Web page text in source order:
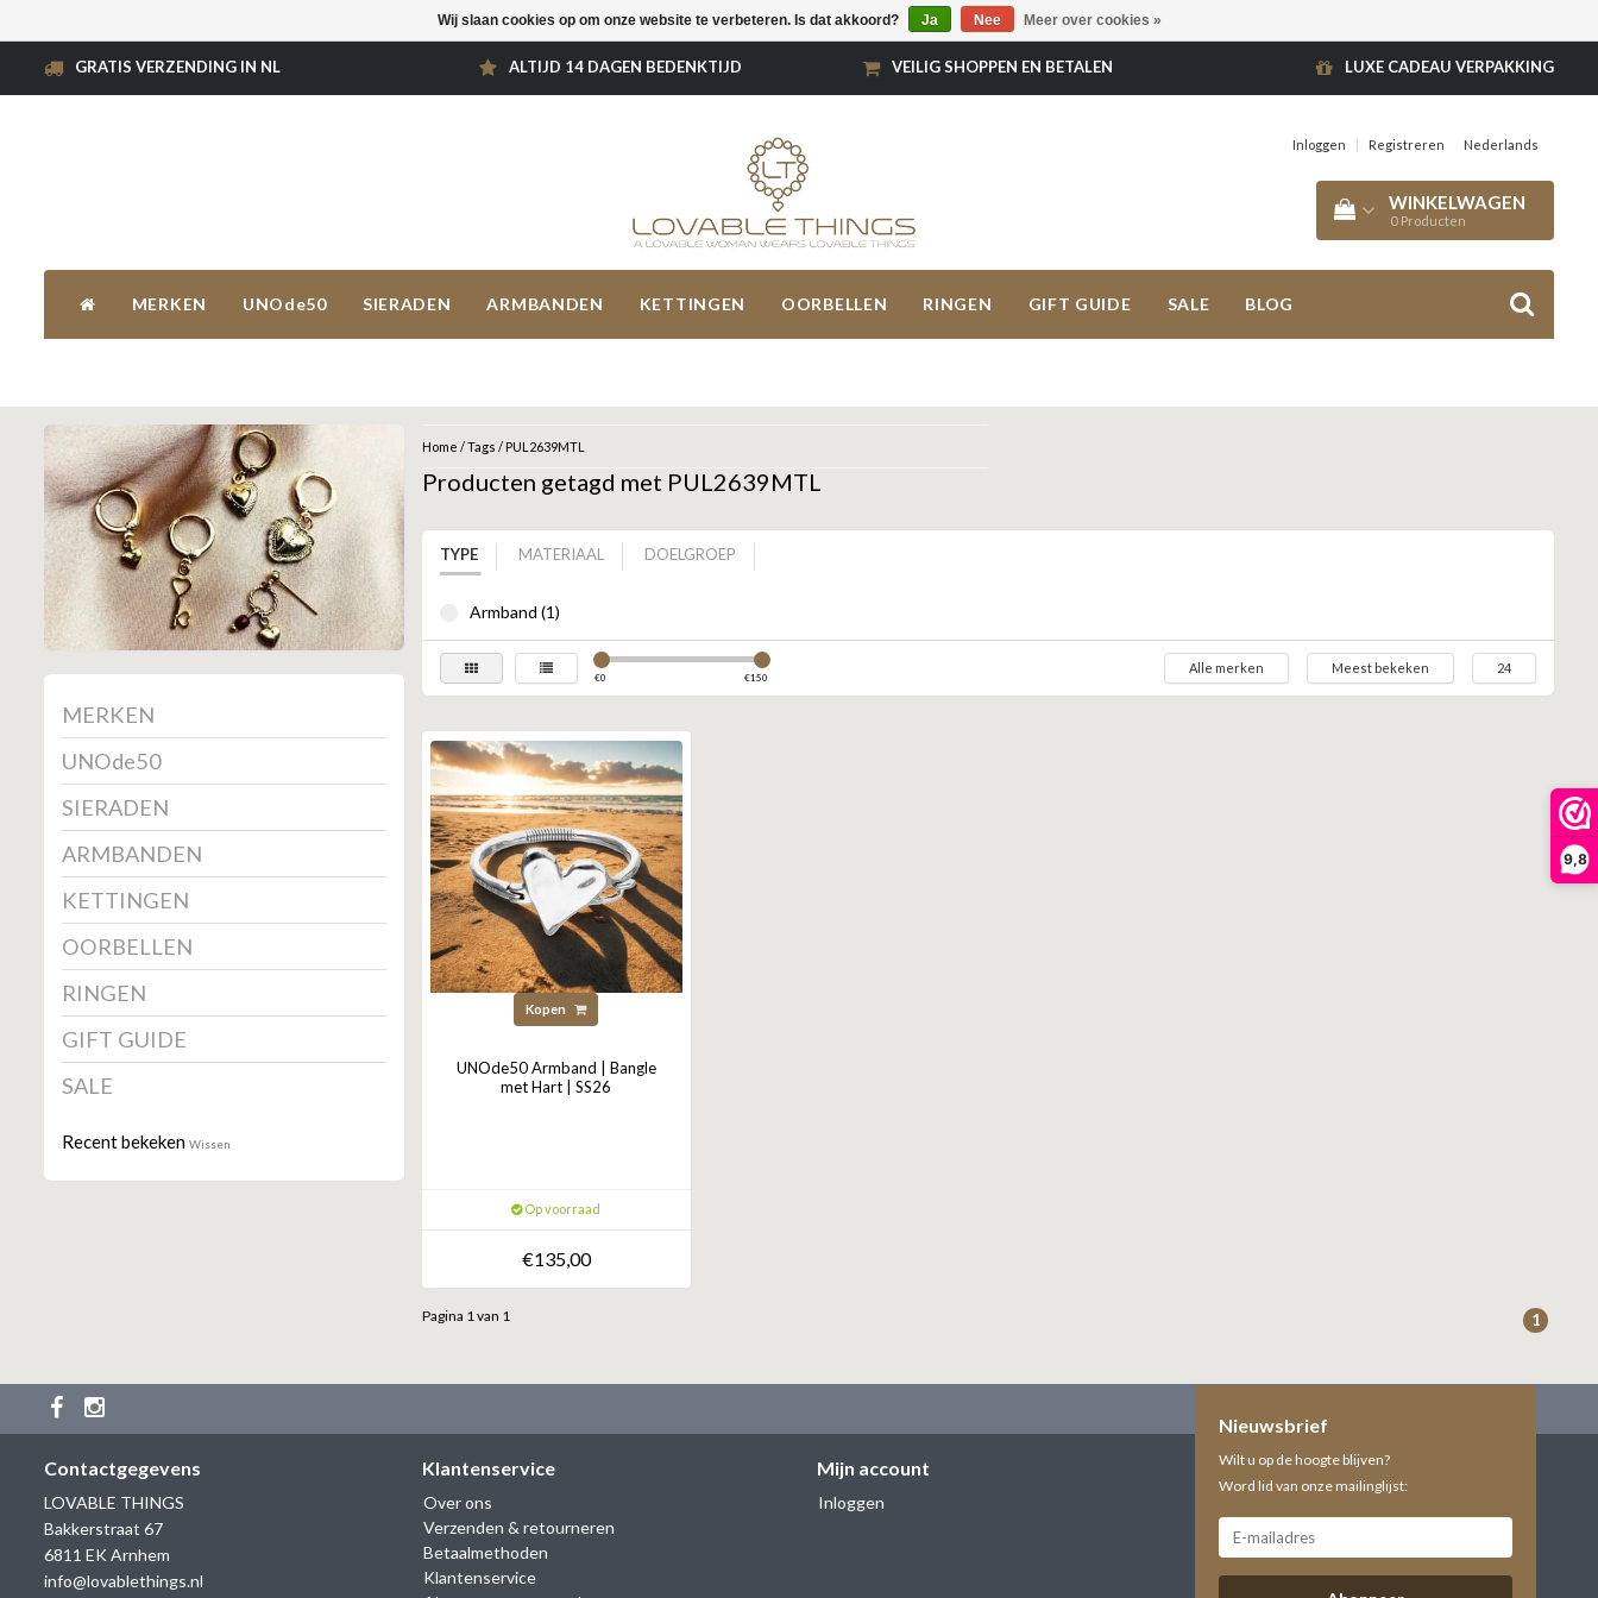
9,8
GRATIS VERZENDING IN NL ALTIJD 14 DAGEN BEDENKTIJD VEILIG SHOPPEN EN BETALEN LUXE CADEAU VERPAKKING
Inloggen | Registreren Nederlands
WINKELWAGEN
0 Producten
MERKEN UNOde50 SIERADEN ARMBANDEN KETTINGEN OORBELLEN RINGEN GIFT GUIDE SALE BLOG
MERKEN
UNOde50
SIERADEN
ARMBANDEN
KETTINGEN
OORBELLEN
RINGEN
GIFT GUIDE
SALE
Recent bekeken Wissen
Home /Tags / PUL2639MTL
Producten getagd met PUL2639MTL
TYPE MATERIAAL DOELGROEP
Armband (1)
€0 €150
Alle merken Meest bekeken 24
Kopen
UNOde50 Armband | Bangle
met Hart | SS26
Op voorraad
€135,00
Pagina 1 van 1 1
Contactgegevens
LOVABLE THINGS
Bakkerstraat 67
6811 EK Arnhem
info@lovablethings.nl
Klantenservice
Over ons
Verzenden & retourneren
Betaalmethoden
Klantenservice
Mijn account
Inloggen
Nieuwsbrief
Wilt u op de hoogte blijven?
Word lid van onze mailinglijst:
Wij slaan cookies op om onze website te verbeteren. Is dat akkoord? Ja Nee Meer over cookies »